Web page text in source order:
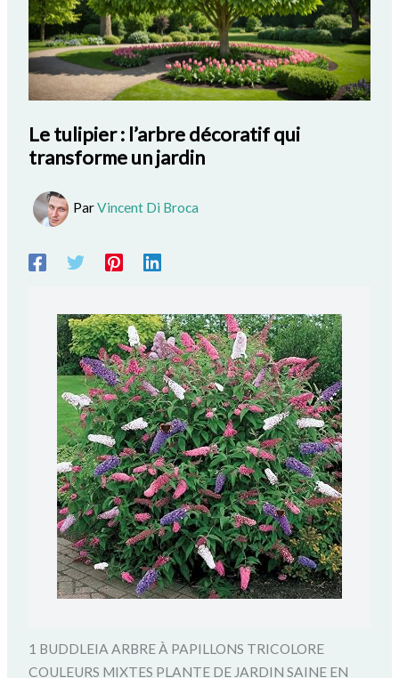
Le tulipier : l’arbre décoratif qui
transforme un jardin
ParVincent Di Broca
1 BUDDLEIA ARBRE À PAPILLONS TRICOLORE
COULEURS MIXTES PLANTE DE JARDIN SAINE EN